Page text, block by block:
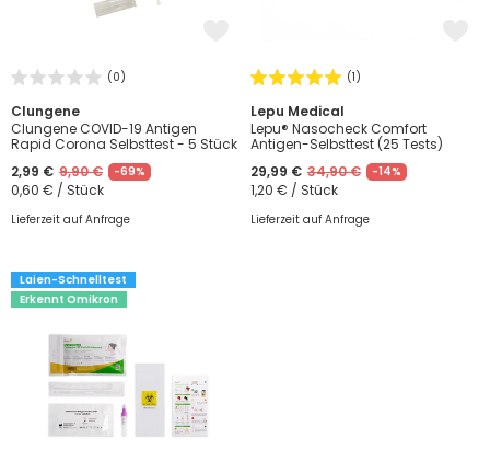
(0)
Clungene
Clungene COVID-19 Antigen
Rapid Corona Selbsttest - 5 Stück
2,99 € 9,90 € -69%
0,60 € / Stück
Lieferzeit auf Anfrage
(1)
Lepu Medical
Lepu® Nasocheck Comfort
Antigen-Selbsttest (25 Tests)
29,99 € 34,90 € -14%
1,20 € / Stück
Lieferzeit auf Anfrage
Laien-Schnelltest
Erkennt Omikron